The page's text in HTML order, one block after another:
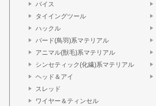
バイス
タイイングツール
ハックル
バード(鳥羽)系マテリアル
アニマル(獣毛)系マテリアル
シンセティック(化繊)系マテリアル
ヘッド＆アイ
スレッド
ワイヤー＆ティンセル